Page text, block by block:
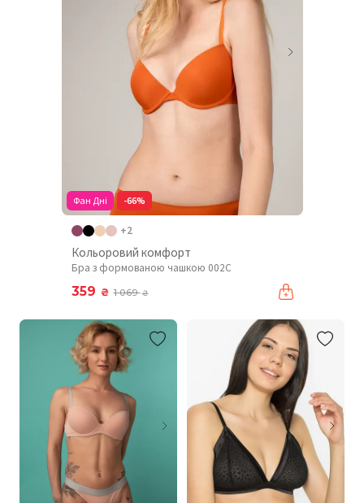
Фан Дні -66%
+2
Кольоровий комфорт
Бра з формованою чашкою 002C
359 ₴ 1 069₴